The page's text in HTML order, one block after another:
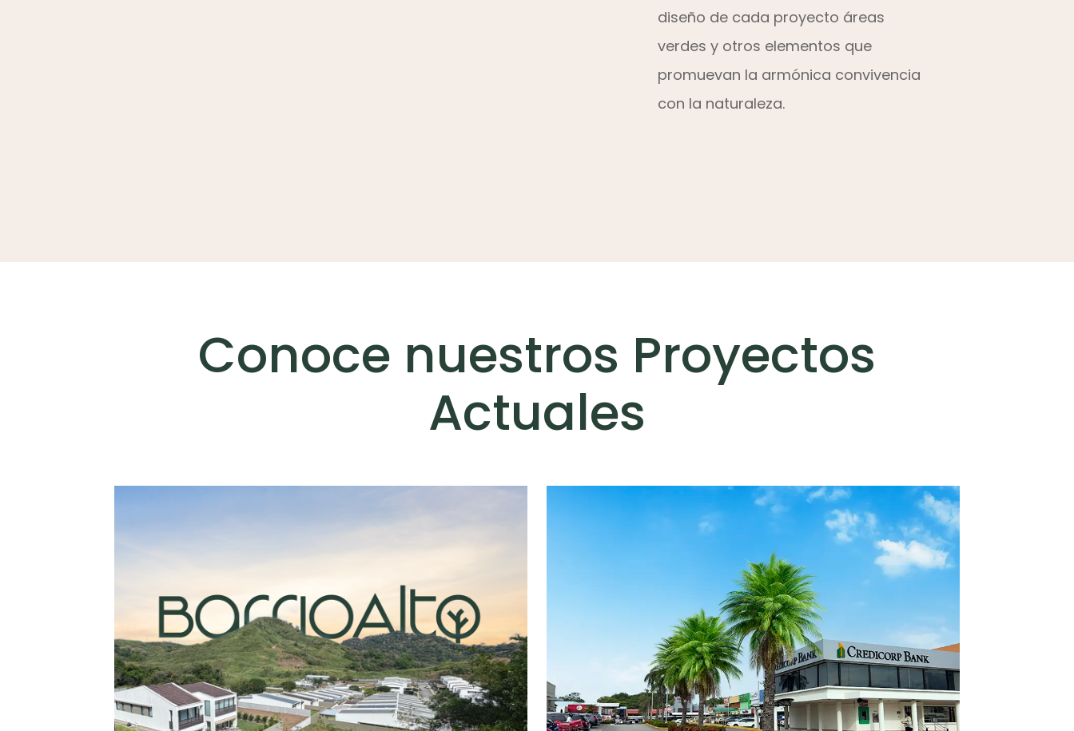
diseño de cada proyecto áreas
verdes y otros elementos que
promuevan la armónica convivencia
con la naturaleza.
Conoce nuestros Proyectos
Actuales
6 modelos a elegir Locales Disponibles